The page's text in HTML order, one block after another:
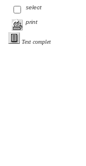
select
print
Text complet